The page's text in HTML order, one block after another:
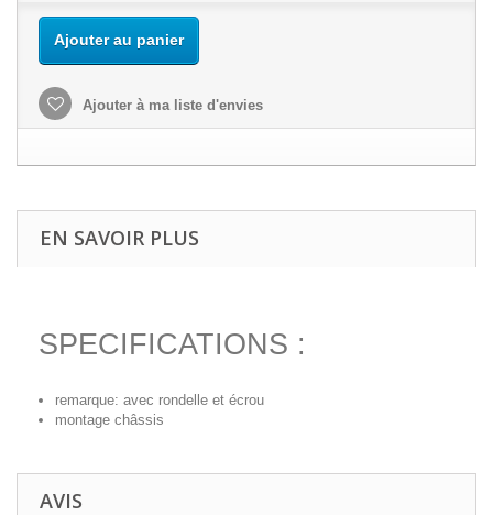
Ajouter au panier
Ajouter à ma liste d'envies
EN SAVOIR PLUS
SPECIFICATIONS :
remarque: avec rondelle et écrou
montage châssis
AVIS